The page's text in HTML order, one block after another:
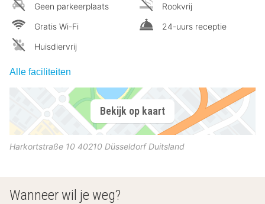
Geen parkeerplaats
Gratis Wi-Fi
Huisdiervrij
Rookvrij
24-uurs receptie
Alle faciliteiten
Bekijk op kaart
Harkortstraße 10 40210 Düsseldorf Duitsland
Wanneer wil je weg?